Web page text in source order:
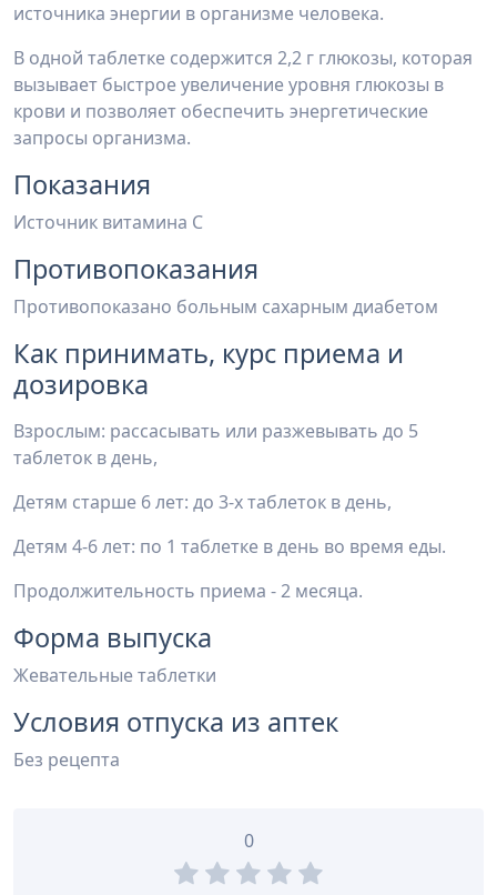
источника энергии в организме человека.
В одной таблетке содержится 2,2 г глюкозы, которая
вызывает быстрое увеличение уровня глюкозы в
крови и позволяет обеспечить энергетические
запросы организма.
Показания
Источник витамина С
Противопоказания
Противопоказано больным сахарным диабетом
Как принимать, курс приема и
дозировка
Взрослым: рассасывать или разжевывать до 5
таблеток в день,
Детям старше 6 лет: до 3-х таблеток в день,
Детям 4-6 лет: по 1 таблетке в день во время еды.
Продолжительность приема - 2 месяца.
Форма выпуска
Жевательные таблетки
Условия отпуска из аптек
Без рецепта
0